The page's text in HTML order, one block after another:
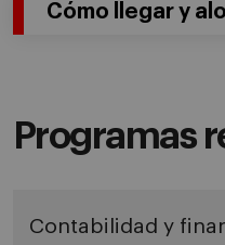
Cómo llegar y
Programas
Contabilidad y